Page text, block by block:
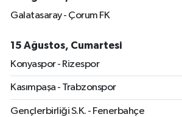
Galatasaray - Çorum FK
15 Ağustos, Cumartesi
Konyaspor - Rizespor
Kasımpaşa - Trabzonspor
Gençlerbirliği S.K. - Fenerbahçe